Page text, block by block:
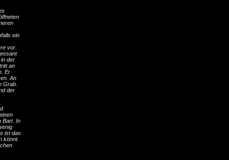
ein
vor.
der
an
Er
An
Grab.
der
Bart. In
ist das
könnt.